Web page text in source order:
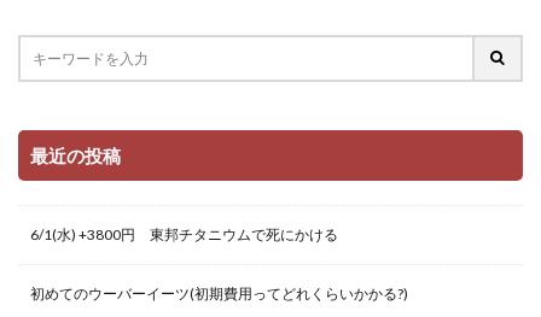
最近の投稿
6/1(水) +3800円 東邦チタニウムで死にかける
初めてのウーバーイーツ(初期費用ってどれくらいかかる?)